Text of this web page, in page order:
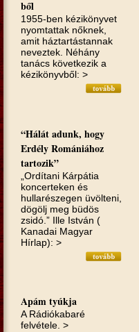
ből
1955-ben kézikönyvet
nyomtattak nőknek,
amit háztartástannak
neveztek. Néhány
tanács következik a
kézikönyvből: >
“Hálát adunk, hogy
Erdély Romániához
tartozik”
„Ordítani Kárpátia
koncerteken és
hullarészegen üvölteni,
dögölj meg büdös
zsidó.” Ille István (
Kanadai Magyar
Hírlap): >
Apám tyúkja
A Rádiókabaré
felvétele. >